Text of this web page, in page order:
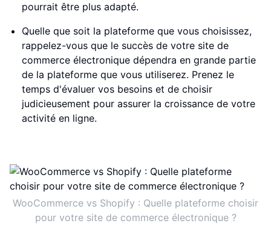
pourrait être plus adapté.
Quelle que soit la plateforme que vous choisissez,
rappelez-vous que le succès de votre site de
commerce électronique dépendra en grande partie
de la plateforme que vous utiliserez. Prenez le
temps d'évaluer vos besoins et de choisir
judicieusement pour assurer la croissance de votre
activité en ligne.
WooCommerce vs Shopify : Quelle plateforme choisir
pour votre site de commerce électronique ?